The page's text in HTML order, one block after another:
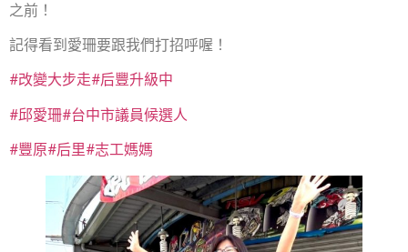
之前！
記得看到愛珊要跟我們打招呼喔！
#改變大步走#后豐升級中
#邱愛珊#台中市議員候選人
#豐原#后里#志工媽媽